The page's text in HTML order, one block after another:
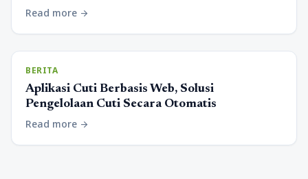
Read more arrow_forward
BERITA
Aplikasi Cuti Berbasis Web, Solusi
Pengelolaan Cuti Secara Otomatis
Read more arrow_forward